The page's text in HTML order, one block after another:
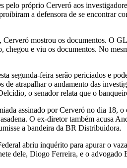
pelo próprio Cerveró aos
a defensora de se encontrar
Cerveró mostrou os documentos. O
chegou e viu os documentos. No
segunda-feira serão periciados e
de atrapalhar o andamento das
o senador relata que o
assinado por Cerveró no dia 18,
O ex-diretor também acusa
a bandeira da BR Distribuidora.
abriu inquérito para apurar o
dele, Diogo Ferreira, e o